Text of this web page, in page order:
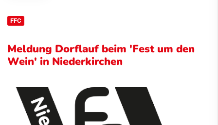
FFC
Meldung Dorflauf beim 'Fest um den
Wein' in Niederkirchen